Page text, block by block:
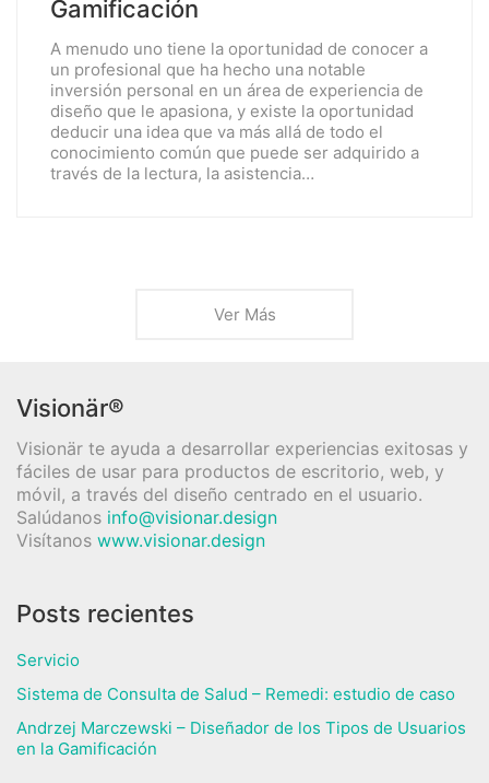
Gamificación
A menudo uno tiene la oportunidad de conocer a
un profesional que ha hecho una notable
inversión personal en un área de experiencia de
diseño que le apasiona, y existe la oportunidad
deducir una idea que va más allá de todo el
conocimiento común que puede ser adquirido a
través de la lectura, la asistencia…
Ver Más
Visionär®
Visionär te ayuda a desarrollar experiencias exitosas y
fáciles de usar para productos de escritorio, web, y
móvil, a través del diseño centrado en el usuario.
Salúdanos info@visionar.design
Visítanos www.visionar.design
Posts recientes
Servicio
Sistema de Consulta de Salud – Remedi: estudio de caso
Andrzej Marczewski – Diseñador de los Tipos de Usuarios
en la Gamificación